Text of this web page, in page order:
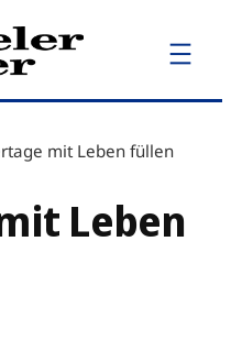
mit Leben füllen
Leben